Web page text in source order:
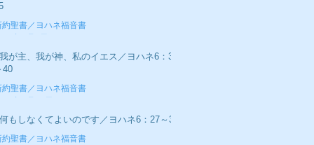
約聖書／ヨハネ福音書
2019年7月7日
が主、我が神、私のイエス／ヨハネ6：34
40
約聖書／ヨハネ福音書
2019年6月30日
もしなくてよいのです／ヨハネ6：27～37
約聖書／ヨハネ福音書